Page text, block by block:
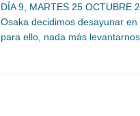
DÍA 9, MARTES 25 OCTUBRE
Osaka decidimos desayunar
para ello, nada más levantarnos,